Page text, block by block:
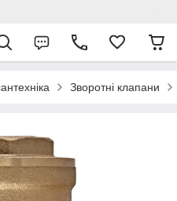
Зворотні клапани